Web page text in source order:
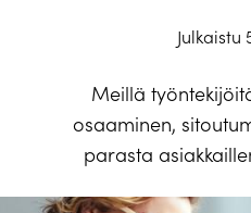
Julkaistu
Meillä
osaaminen,
parasta